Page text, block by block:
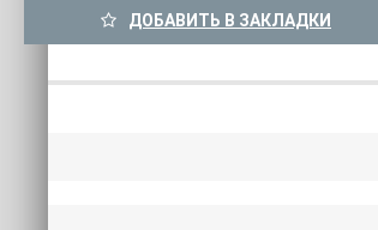
ДОБАВИТЬ В ЗАКЛАДКИ